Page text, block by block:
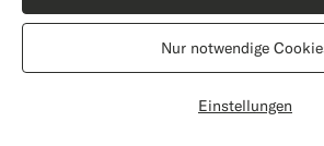
Die Vereinigten Staaten
Standort wechseln
Einstellungen
Nur notwendige